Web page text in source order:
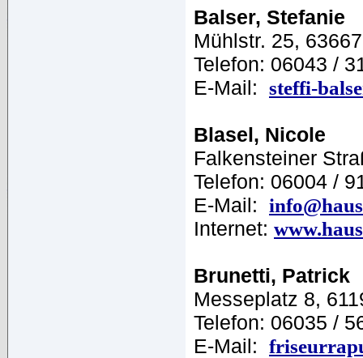
Balser, Stefanie
Mühlstr. 25,
Telefon: 06043 /
E-Mail: steffi-
Blasel, Nicole
Falkensteiner
Telefon: 06004 /
E-Mail:
Internet:
Brunetti, Patrick
Messeplatz 8,
Telefon: 06035 /
E-Mail: